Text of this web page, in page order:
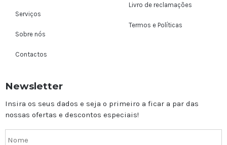
Serviços
Sobre nós
Contactos
Livro de reclamações
Termos e Políticas
Newsletter
Insira os seus dados e seja o primeiro a ficar a par das
nossas ofertas e descontos especiais!